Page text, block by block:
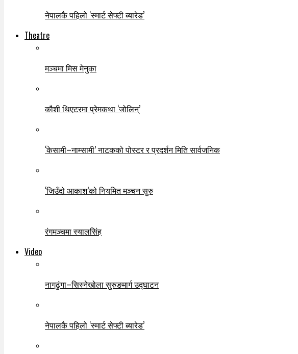
नेपालकै पहिलो ‘स्मार्ट सेफ्टी ब्यारेड’
Theatre
मञ्चमा मिस मेनुका
कौशी थिएटरमा प्रेमकथा ‘जोलिन्’
‘केसामी–नाम्सामी’ नाटकको पोस्टर र प्रदर्शन मिति सार्वजनिक
‘जिउँदो आकाश’को नियमित मञ्चन सुरु
रंगमञ्चमा स्यालसिंह
Video
नागढुंगा–सिस्नेखोला सुरुङमार्ग उद्घाटन
नेपालकै पहिलो ‘स्मार्ट सेफ्टी ब्यारेड’